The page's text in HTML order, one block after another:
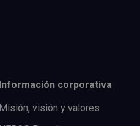
Información corporativa
Misión, visión y valores